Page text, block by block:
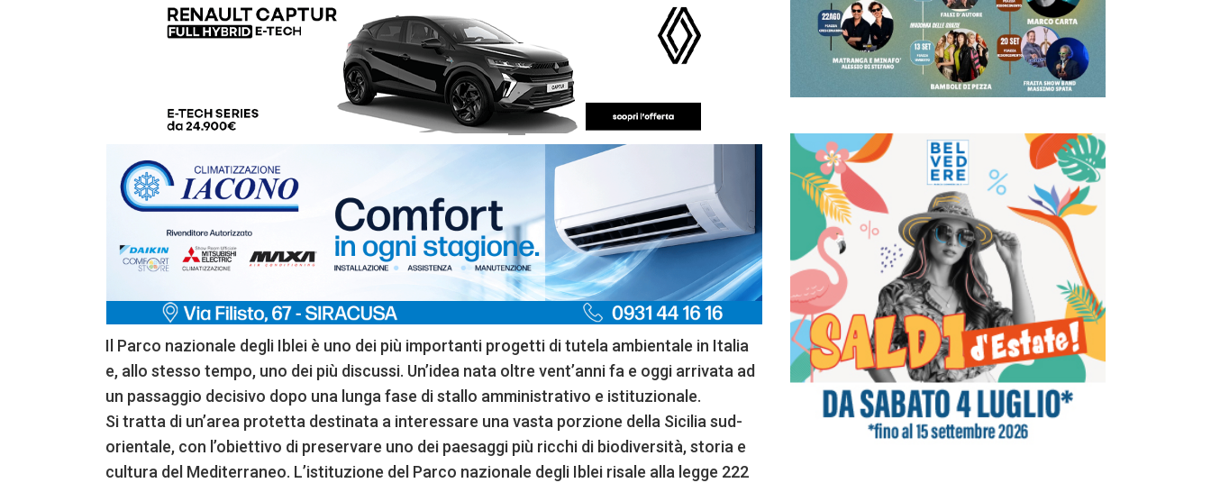
Il Parco nazionale degli Iblei è uno dei più importanti progetti di tutela ambientale in Italia
e, allo stesso tempo, uno dei più discussi. Un’idea nata oltre vent’anni fa e oggi arrivata ad
un passaggio decisivo dopo una lunga fase di stallo amministrativo e istituzionale.
Si tratta di un’area protetta destinata a interessare una vasta porzione della Sicilia sud-
orientale, con l’obiettivo di preservare uno dei paesaggi più ricchi di biodiversità, storia e
cultura del Mediterraneo. L’istituzione del Parco nazionale degli Iblei risale alla legge 222